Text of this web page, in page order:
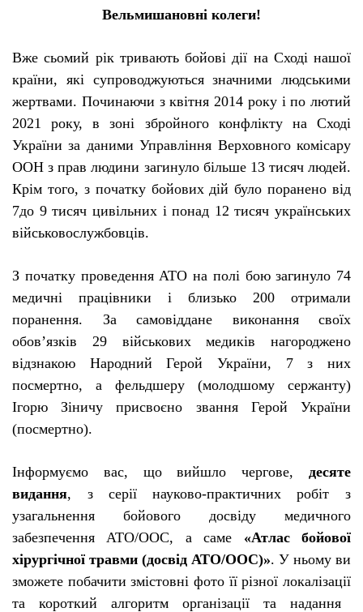
Вельмишановні колеги!
Вже сьомий рік тривають бойові дії на Сході нашої
країни, які супроводжуються значними людськими
жертвами. Починаючи з квітня 2014 року і по лютий
2021 року, в зоні збройного конфлікту на Сході
України за даними Управління Верховного комісару
ООН з прав людини загинуло більше 13 тисяч людей.
Крім того, з початку бойових дій було поранено від
7до 9 тисяч цивільних і понад 12 тисяч українських
військовослужбовців.
З початку проведення АТО на полі бою загинуло 74
медичні працівники і близько 200 отримали
поранення. За самовіддане виконання своїх
обов’язків 29 військових медиків нагороджено
відзнакою Народний Герой України, 7 з них
посмертно, а фельдшеру (молодшому сержанту)
Ігорю Зіничу присвоєно звання Герой України
(посмертно).
Інформуємо вас, що вийшло чергове, десяте
видання, з серії науково-практичнихробіт з
узагальнення бойового досвіду медичного
забезпечення АТО/ООС, а саме «Атлас бойової
хірургічної травми (досвід АТО/ООС)». У ньому ви
зможете побачити змістовні фото їїрізної локалізації
та короткий алгоритм організації та надання